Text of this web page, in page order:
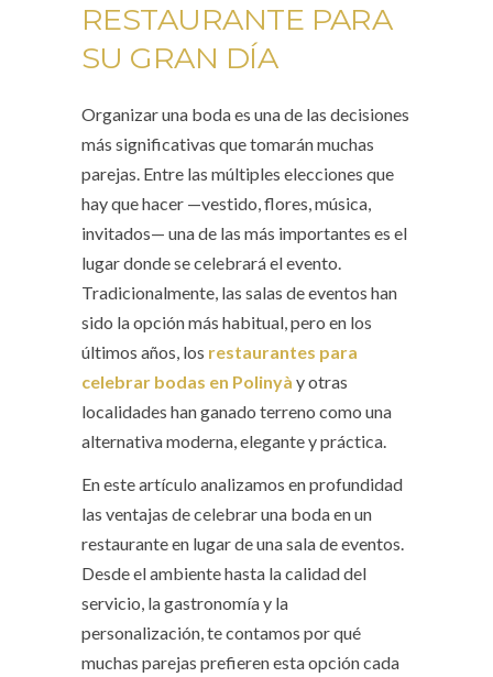
RESTAURANTE PARA
SU GRAN DÍA
Organizar una boda es una de las decisiones
más significativas que tomarán muchas
parejas. Entre las múltiples elecciones que
hay que hacer —vestido, flores, música,
invitados— una de las más importantes es el
lugar donde se celebrará el evento.
Tradicionalmente, las salas de eventos han
sido la opción más habitual, pero en los
últimos años, los restaurantes para
celebrar bodas en Polinyà y otras
localidades han ganado terreno como una
alternativa moderna, elegante y práctica.
En este artículo analizamos en profundidad
las ventajas de celebrar una boda en un
restaurante en lugar de una sala de eventos.
Desde el ambiente hasta la calidad del
servicio, la gastronomía y la
personalización, te contamos por qué
muchas parejas prefieren esta opción cada